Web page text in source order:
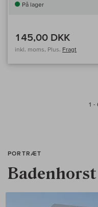
På lager
145,00 DKK
inkl. moms, Plus. Fragt
1 -
PORTRÆT
Badenhorst